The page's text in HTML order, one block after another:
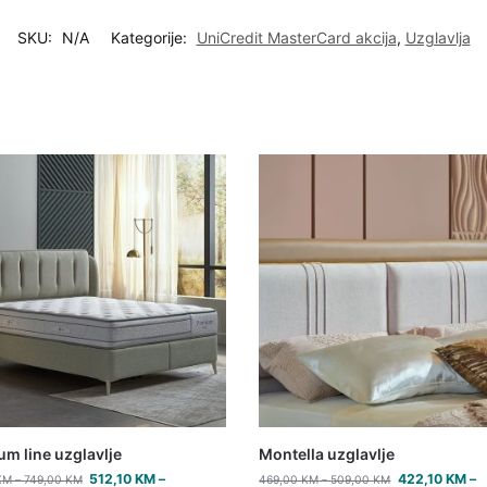
SKU: N/A Kategorije: UniCredit MasterCard akcija, Uzglavlja
line uzglavlje
– 749,00KM 512,10KM –
Montella uzglavlje
469,00KM – 509,00KM 422,10 KM –